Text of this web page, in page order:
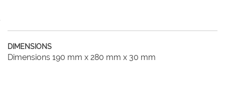
DIMENSIONS
Dimensions 190 mm x 280 mm x 30 mm